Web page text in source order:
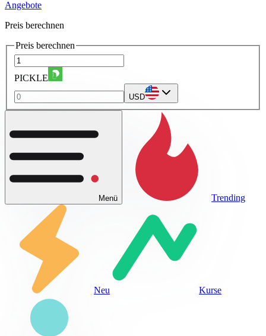
Angebote
Preis berechnen
Preis berechnen
PICKLE
USD
Menü Trending
Neu Kurse